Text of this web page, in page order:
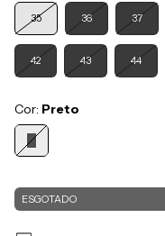
35 36 37
42 43 44
Cor: Preto